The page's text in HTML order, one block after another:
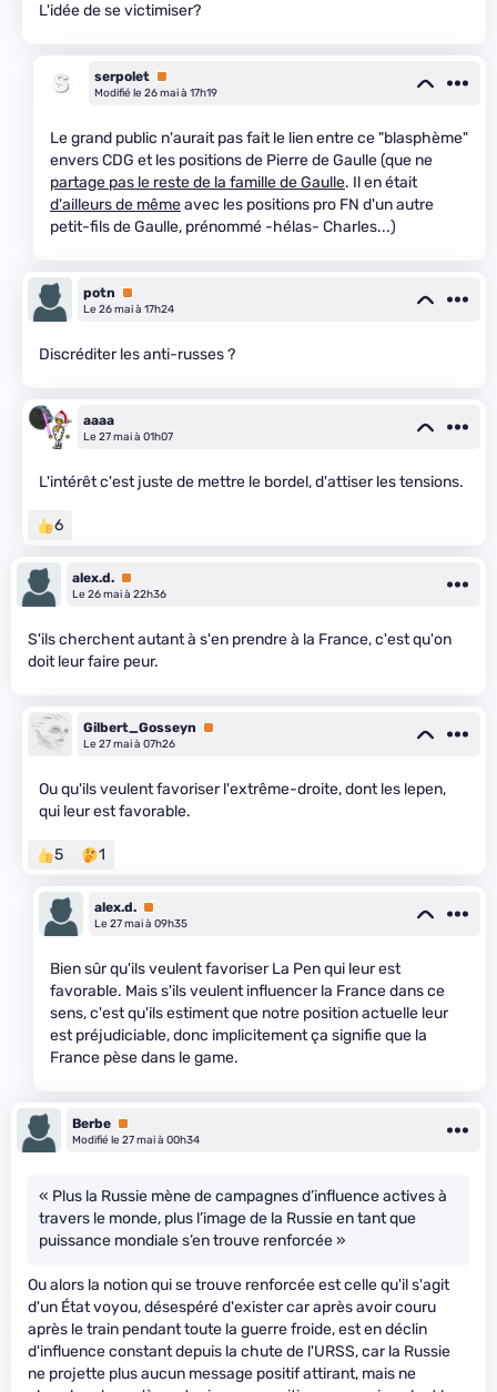
L'idée de se victimiser?
serpolet Premium
Modifié le 26 mai à 17h19
Le grand public n'aurait pas fait le lien entre ce "blasphème"
envers CDG et les positions de Pierre de Gaulle (que ne
partage pas le reste de la famille de Gaulle. Il en était
d'ailleurs de mêmeavec les positions pro FN d'un autre
petit-fils de Gaulle, prénommé -hélas- Charles...)
potn
Premium
Le 26 mai à 17h24
Discréditer les anti-russes ?
aaaa
Le 27 mai à 01h07
L'intérêt c'est juste de mettre le bordel, d'attiser les tensions.
6
alex.d. Premium
Le 26 mai à 22h36
S'ils cherchent autant à s'en prendre à la France, c'est qu'on
doit leur faire peur.
Gilbert_Gosseyn
Premium
Le 27 mai à 07h26
Ou qu'ils veulent favoriser l'extrême-droite, dont les lepen,
qui leur est favorable.
5 1
alex.d. Premium
Le 27 mai à 09h35
Bien sûr qu'ils veulent favoriser La Pen qui leur est
favorable. Mais s'ils veulent influencer la France dans ce
sens, c'est qu'ils estiment que notre position actuelle leur
est préjudiciable, donc implicitement ça signifie que la
France pèse dans le game.
Berbe Premium
Modifié le 27 mai à 00h34
« Plus la Russie mène de campagnes d’influence actives à
travers le monde, plus l’image de la Russie en tant que
puissance mondiale s’en trouve renforcée »
Ou alors la notion qui se trouve renforcée est celle qu'il s'agit
d'un État voyou, désespéré d'exister car après avoir couru
après le train pendant toute la guerre froide, est en déclin
d'influence constant depuis la chute de l'URSS, car la Russie
ne projette plus aucun message positif attirant, mais ne